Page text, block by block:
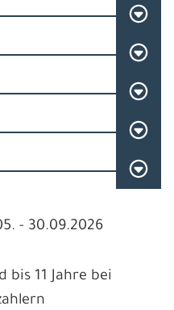
- 30.09.2026
bis 11 Jahre bei